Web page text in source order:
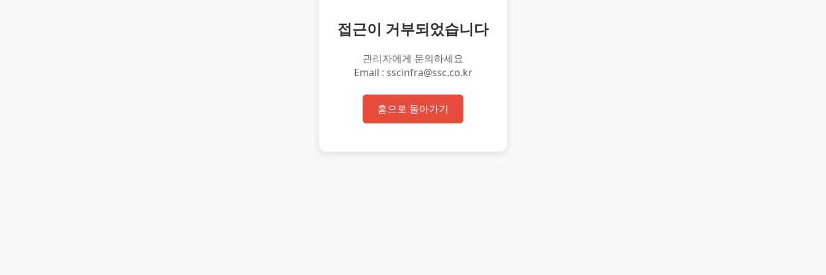
접근이 거부되었습니다
관리자에게 문의하세요
Email : sscinfra@ssc.co.kr
홈으로 돌아가기